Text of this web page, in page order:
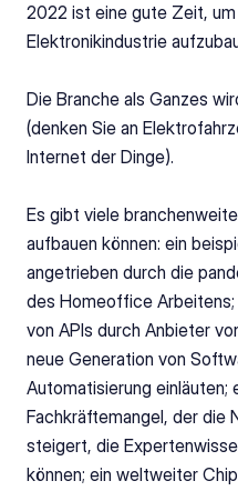
2022 ist eine gute Zeit,
Elektronikindustrie
Die Branche als Ganzes
(denken Sie an
Internet der Dinge).
Es gibt viele
aufbauen können: ein
angetrieben durch die
des Homeoffice
von APIs durch Anbieter
neue Generation von
Automatisierung einläuten;
Fachkräftemangel, der die
steigert, die
können; ein weltweiter